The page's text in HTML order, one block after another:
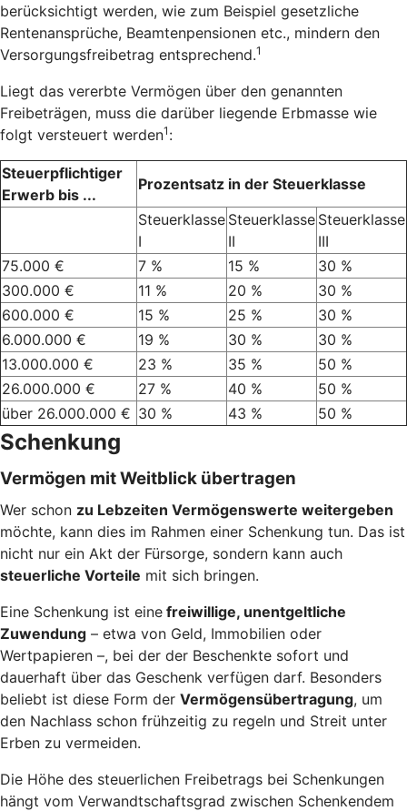
berücksichtigt werden, wie zum Beispiel gesetzliche
Rentenansprüche, Beamtenpensionen etc., mindern den
Versorgungsfreibetrag entsprechend.1
Liegt das vererbte Vermögen über den genannten
Freibeträgen, muss die darüber liegende Erbmasse wie
folgt versteuert werden1 :
Steuerpflichtiger
Erwerb bis ...
Prozentsatz in der Steuerklasse
Steuerklasse
I
Steuerklasse
II
Steuerklasse
III
75.000 €
7 % 15 %
30 %
300.000 €
11 % 20 %
30 %
600.000 €
15 % 25 %
30 %
6.000.000 €
19 % 30 %
30 %
13.000.000 €
23 % 35 %
50 %
26.000.000 €
27 % 40 %
50 %
über 26.000.000 € 30 % 43 % 50 %
Schenkung
Vermögen mit Weitblick übertragen
Wer schon zu Lebzeiten Vermögenswerte weitergeben
möchte, kann dies im Rahmen einer Schenkung tun. Das ist
nicht nur ein Akt der Fürsorge, sondern kann auch
steuerliche Vorteile mit sich bringen.
Eine Schenkung ist eine freiwillige, unentgeltliche
Zuwendung – etwa von Geld, Immobilien oder
Wertpapieren –, bei der der Beschenkte sofort und
dauerhaft über das Geschenk verfügen darf. Besonders
beliebt ist diese Form der Vermögensübertragung, um
den Nachlass schon frühzeitig zu regeln und Streit unter
Erben zu vermeiden.
Die Höhe des steuerlichen Freibetrags bei Schenkungen
hängt vom Verwandtschaftsgrad zwischen Schenkendem